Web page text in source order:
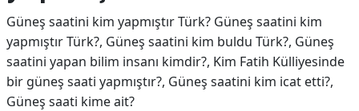
Güneş saatini kim yapmıştır Türk? Güneş saatini kim
yapmıştır Türk?, Güneş saatini kim buldu Türk?, Güneş
saatini yapan bilim insanı kimdir?, Kim Fatih Külliyesinde
bir güneş saati yapmıştır?, Güneş saatini kim icat etti?,
Güneş saati kime ait?